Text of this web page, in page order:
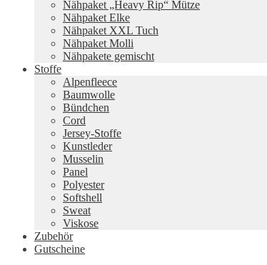
Nähpaket „Heavy Rip“ Mütze
Nähpaket Elke
Nähpaket XXL Tuch
Nähpaket Molli
Nähpakete gemischt
Stoffe
Alpenfleece
Baumwolle
Bündchen
Cord
Jersey-Stoffe
Kunstleder
Musselin
Panel
Polyester
Softshell
Sweat
Viskose
Zubehör
Gutscheine